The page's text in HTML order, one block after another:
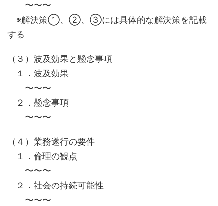
〜〜〜
※解決策①、②、③には具体的な解決策を記載
する
（３）波及効果と懸念事項
１．波及効果
〜〜〜
２．懸念事項
〜〜〜
（４）業務遂行の要件
１．倫理の観点
〜〜〜
２．社会の持続可能性
〜〜〜